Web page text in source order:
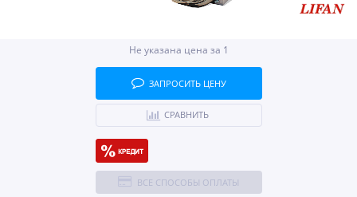
Не указана цена за 1
ЗАПРОСИТЬ ЦЕНУ
СРАВНИТЬ
ВСЕ СПОСОБЫ ОПЛАТЫ